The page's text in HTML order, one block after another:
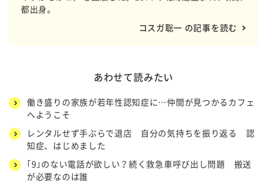
都出身。
コスガ聡一 の記事を読む
あわせて読みたい
働き盛りの家族が若年性認知症に…仲間が見つかるカフェ
へようこそ
レンタルせず手ぶらで退店 自分の気持ちを振り返る 認
知症、はじめました
｢9｣のない電話が欲しい？続く救急車呼び出し問題 搬送
が必要なのは誰